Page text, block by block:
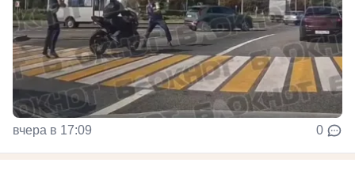
вчера в 17:09 0